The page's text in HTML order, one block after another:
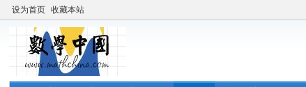
设为首页 收藏本站